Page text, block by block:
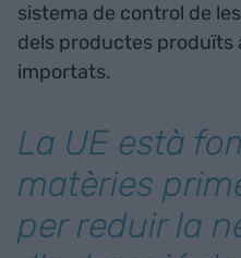
sistema de control de
dels productes produïts
importats.
La UE està
matèries
per reduir la